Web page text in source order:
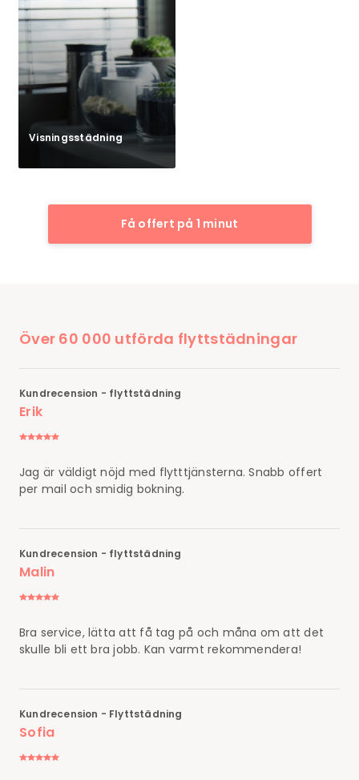
Visningsstädning
Få offert på 1 minut
Över 60 000 utförda flyttstädningar
Kundrecension - flyttstädning
Erik
Jag är väldigt nöjd med flytttjänsterna. Snabb offert
per mail och smidig bokning.
Kundrecension - flyttstädning
Malin
Bra service, lätta att få tag på och måna om att det
skulle bli ett bra jobb. Kan varmt rekommendera!
Kundrecension - Flyttstädning
Sofia